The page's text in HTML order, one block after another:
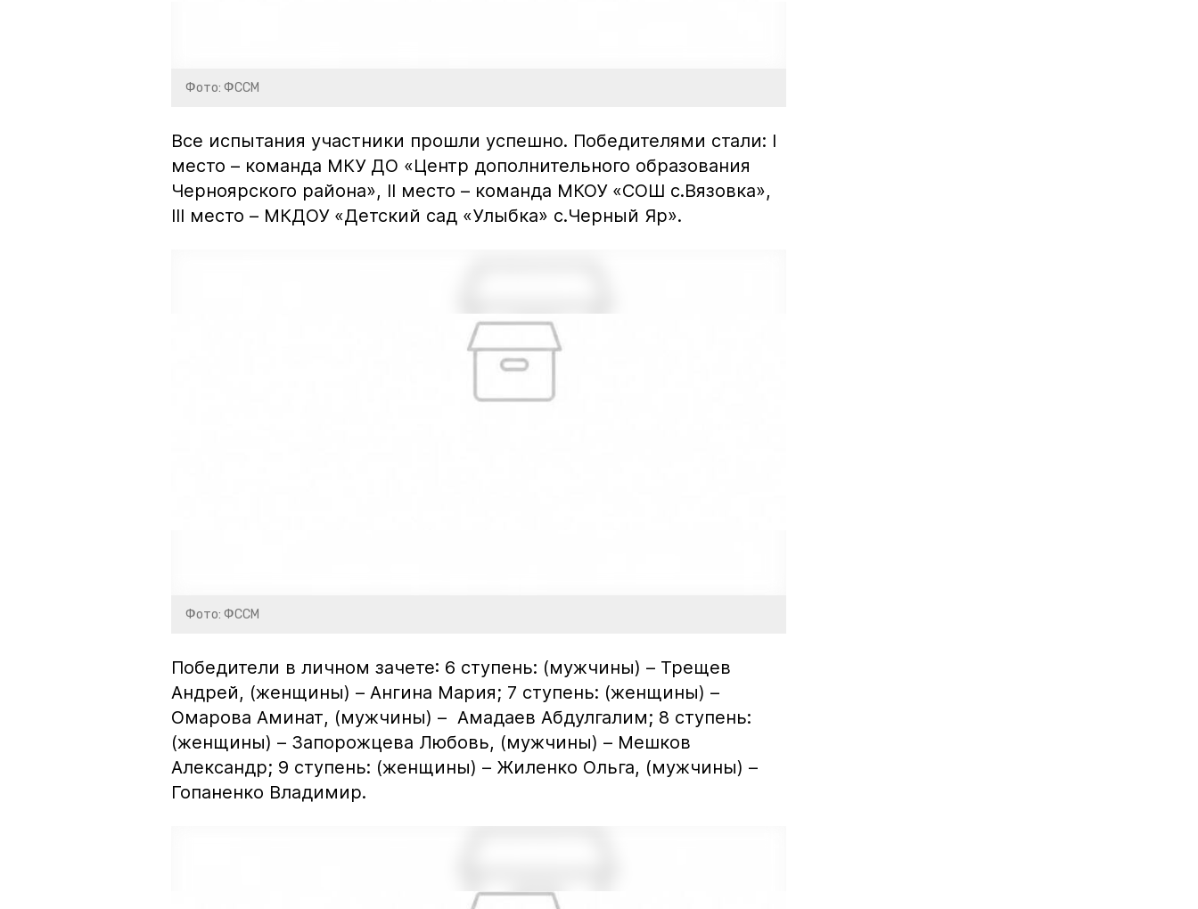
Фото: ФССМ
Все испытания участники прошли успешно. Победителями стали: I
место – команда МКУ ДО «Центр дополнительного образования
Черноярского района», II место – команда МКОУ «СОШ с.Вязовка»,
III место – МКДОУ «Детский сад «Улыбка» с.Черный Яр».
Фото: ФССМ
Победители в личном зачете: 6 ступень: (мужчины) – Трещев
Андрей, (женщины) – Ангина Мария; 7 ступень: (женщины) –
Омарова Аминат, (мужчины) – Амадаев Абдулгалим; 8 ступень:
(женщины) – Запорожцева Любовь, (мужчины) – Мешков
Александр; 9 ступень: (женщины) – Жиленко Ольга, (мужчины) –
Гопаненко Владимир.